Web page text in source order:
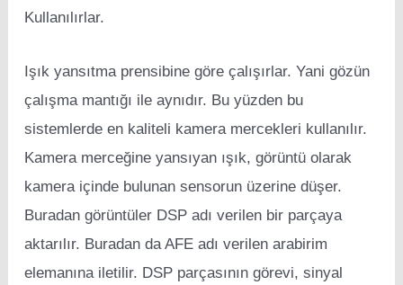
Kullanılırlar.
Işık yansıtma prensibine göre çalışırlar. Yani gözün
çalışma mantığı ile aynıdır. Bu yüzden bu
sistemlerde en kaliteli kamera mercekleri kullanılır.
Kamera merceğine yansıyan ışık, görüntü olarak
kamera içinde bulunan sensorun üzerine düşer.
Buradan görüntüler DSP adı verilen bir parçaya
aktarılır. Buradan da AFE adı verilen arabirim
elemanına iletilir. DSP parçasının görevi, sinyal